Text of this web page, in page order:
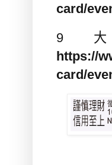
card/
9
https://
card/